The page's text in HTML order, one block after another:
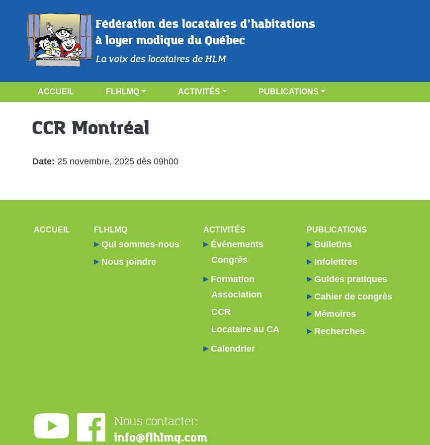
Fédération des locataires d’habitations
à loyer modique du Québec
La voix des locataires de HLM
NAVIGATION PRINCIPALE
ACCUEIL FLHLMQ ACTIVITÉS PUBLICATIONS
CCR Montréal
Date 25 novembre, 2025 dès 09h00
NAVIGATION PRINCIPALE
ACCUEIL FLHLMQ
Qui sommes-nous
Nous joindre
ACTIVITÉS
Événements
Congrès
Formation
Association
CCR
Locataire au CA
Calendrier
PUBLICATIONS
Bulletins
Infolettres
Guides pratiques
Cahier de congrès
Mémoires
Recherches
Nous contacter:
info@flhlmq.com